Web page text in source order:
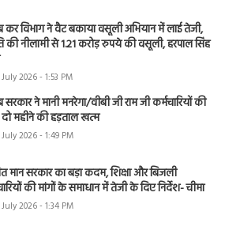
कर विभाग ने वैट बकाया वसूली अभियान में लाई तेजी,
की नीलामी से 1.21 करोड़ रुपये की वसूली, हरपाल सिंह
2026 - 1:53 PM
सरकार ने मानी मनरेगा/वीबी जी राम जी कर्मचारियों की
महीने की हड़ताल खत्म
July 2026 - 1:49 PM
मान सरकार का बड़ा कदम, शिक्षा और बिजली
की मांगों के समाधान में तेजी के दिए निर्देश- चीमा
July 2026 - 1:34 PM